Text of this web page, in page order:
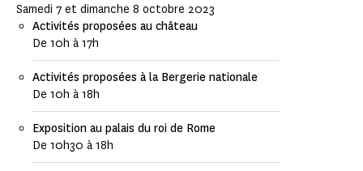
Samedi 7 et dimanche 8 octobre 2023
Activités proposées au château
De 10h à 17h
Activités proposées à la Bergerie nationale
De 10h à 18h
Exposition au palais du roi de Rome
De 10h30 à 18h